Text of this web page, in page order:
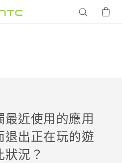
最近使用的應用
退出正在玩的遊
況？